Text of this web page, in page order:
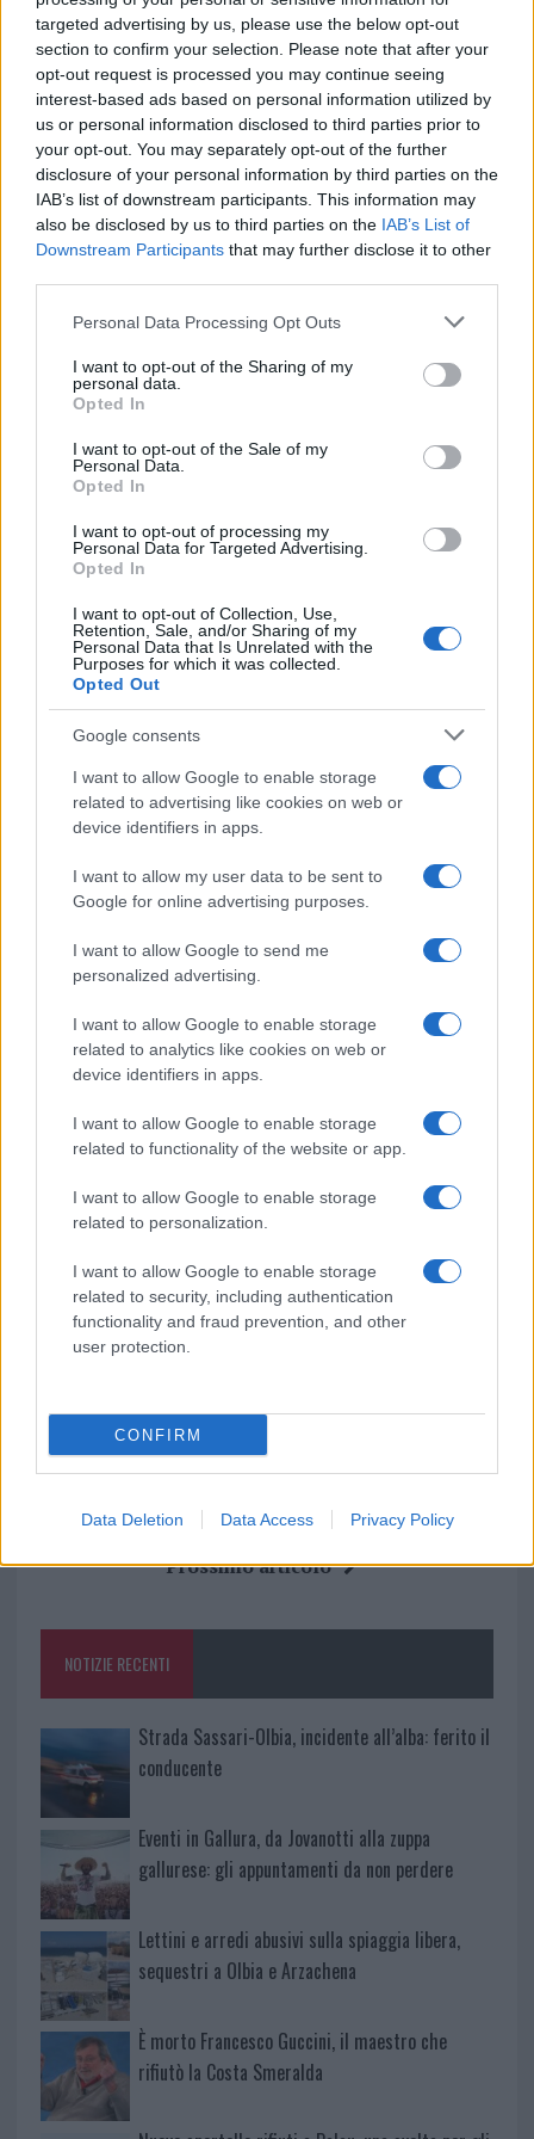
targeted advertising by us, please use the below opt-out
section to confirm your selection. Please note that after your
opt-out request is processed you may continue seeing
interest-based ads based on personal information utilized by
us or personal information disclosed to third parties prior to
your opt-out. You may separately opt-out of the further
disclosure of your personal information by third parties on the
IAB’s list of downstream participants. This information may
also be disclosed by us to third parties on the IAB’s List of
Downstream Participants that may further disclose it to other
Please note that this website/app uses one or more Google
not limited to your visit or usage behaviour. You may click to
grant or deny consent to Google and its third-party tags to
use your data for below specified purposes in below Google
consent section.
Personal Data Processing Opt Outs
I want to opt-out of the Sharing of my
personal data.
Opted In
I want to opt-out of the Sale of my
Personal Data.
Opted In
I want to opt-out of processing my
Personal Data for Targeted Advertising.
Opted In
I want to opt-out of Collection, Use,
Retention, Sale, and/or Sharing of my
Personal Data that Is Unrelated with the
Purposes for which it was collected.
Opted Out
Google consents
I want to allow Google to enable storage
related to advertising like cookies on web or
device identifiers in apps.
I want to allow my user data to be sent to
Google for online advertising purposes.
I want to allow Google to send me
personalized advertising.
I want to allow Google to enable storage
related to analytics like cookies on web or
device identifiers in apps.
I want to allow Google to enable storage
related to functionality of the website or app.
I want to allow Google to enable storage
related to personalization.
I want to allow Google to enable storage
related to security, including authentication
functionality and fraud prevention, and other
user protection.
CONFIRM
Data Deletion Data Access Privacy Policy
Regione Sardegna – Assessorato al turismo,
artigianato e commercio.
Il video.
Vuoi rimuovere le pubblicità nazionali?
Puoi abbonarti asoli € 1,10 al mese
cliccandoqui
Sei già abbonato?
Puoi effettuare l'accesso andando nella
sezioneLogin dal menù del sito o
TEMI:
Antica Sardegna
Archeologia Preistorica Sardegna
Nuraghe
Nuraghi
Preistoria Sardegna
Primi Insediamenti Sardegna
Sardegna Preistoria
Storia Sardegna
F
ce
b
o
k
T
it
te
Pi
te
re
W
at
s
p
a
re
Articolo precedente
Prossimo articolo
NOTIZIE RECENTI
Strada Sassari-Olbia, incidente all’alba: ferito il
conducente
Eventi in Gallura, da Jovanotti alla zuppa
gallurese: gli appuntamenti da non perdere
Lettini e arredi abusivi sulla spiaggia libera,
sequestri a Olbia e Arzachena
È morto Francesco Guccini, il maestro che
rifiutò la Costa Smeralda